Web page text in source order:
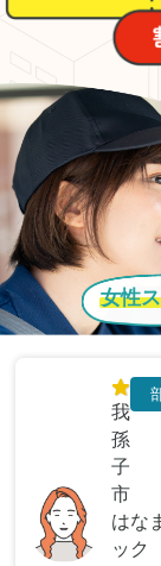
女性
我
孫
子
市
はな
ック